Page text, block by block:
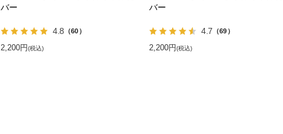
バー
4.8 （60）
2,200円(税込)
バー
4.7 （69）
2,200円(税込)